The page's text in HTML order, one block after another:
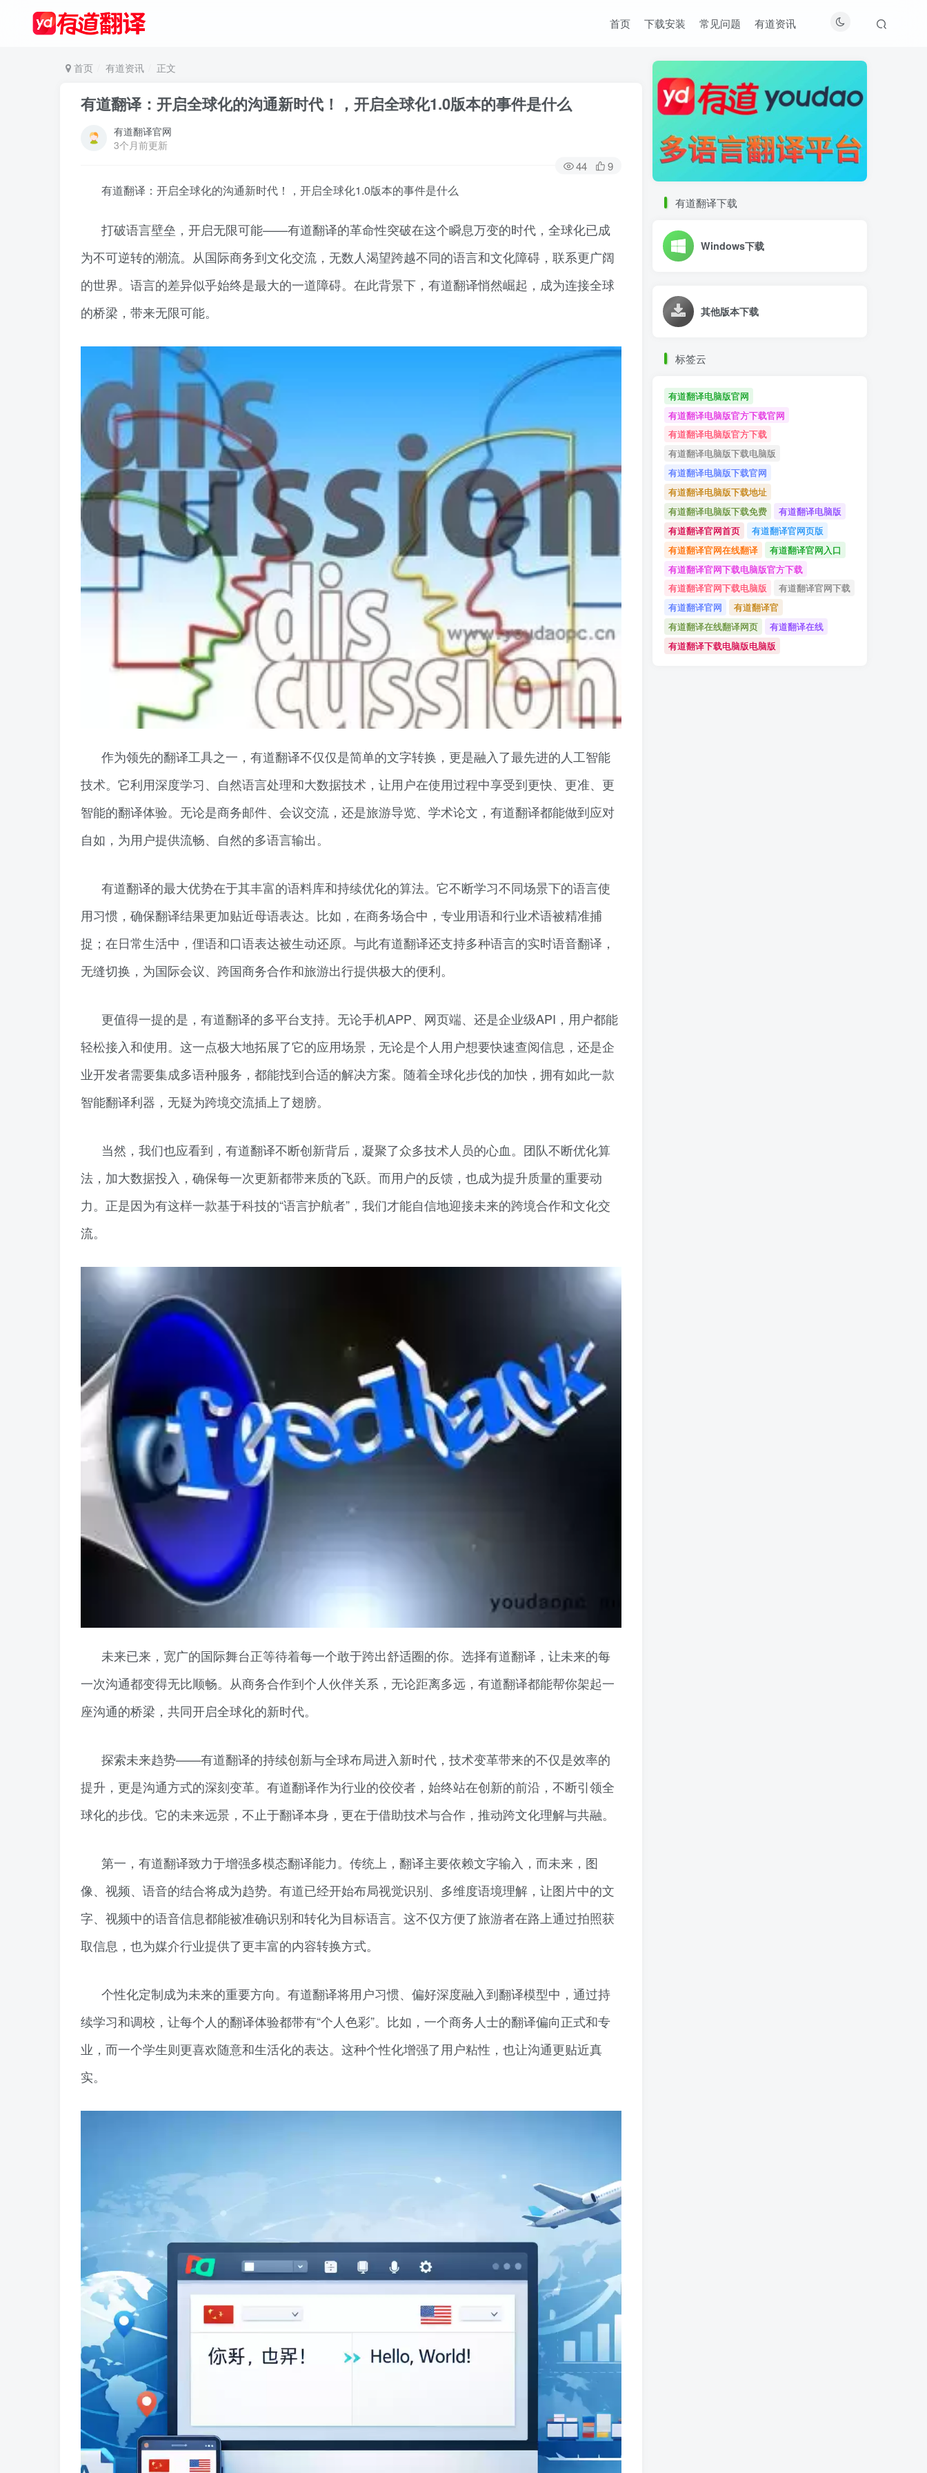
首页 下载安装 常见问题 有道资讯
首页 有道资讯 正文
有道翻译：开启全球化的沟通新时代！，开启全球化1.0版本的事件是什么
有道翻译官网
3个月前更新
44 9
有道翻译：开启全球化的沟通新时代！，开启全球化1.0版本的事件是什么
打破语言壁垒，开启无限可能——有道翻译的革命性突破在这个瞬息万变的时代，全球化已成
为不可逆转的潮流。从国际商务到文化交流，无数人渴望跨越不同的语言和文化障碍，联系更广阔
的世界。语言的差异似乎始终是最大的一道障碍。在此背景下，有道翻译悄然崛起，成为连接全球
的桥梁，带来无限可能。
作为领先的翻译工具之一，有道翻译不仅仅是简单的文字转换，更是融入了最先进的人工智能
技术。它利用深度学习、自然语言处理和大数据技术，让用户在使用过程中享受到更快、更准、更
智能的翻译体验。无论是商务邮件、会议交流，还是旅游导览、学术论文，有道翻译都能做到应对
自如，为用户提供流畅、自然的多语言输出。
有道翻译的最大优势在于其丰富的语料库和持续优化的算法。它不断学习不同场景下的语言使
用习惯，确保翻译结果更加贴近母语表达。比如，在商务场合中，专业用语和行业术语被精准捕
捉；在日常生活中，俚语和口语表达被生动还原。与此有道翻译还支持多种语言的实时语音翻译，
无缝切换，为国际会议、跨国商务合作和旅游出行提供极大的便利。
更值得一提的是，有道翻译的多平台支持。无论手机APP、网页端、还是企业级API，用户都能
轻松接入和使用。这一点极大地拓展了它的应用场景，无论是个人用户想要快速查阅信息，还是企
业开发者需要集成多语种服务，都能找到合适的解决方案。随着全球化步伐的加快，拥有如此一款
智能翻译利器，无疑为跨境交流插上了翅膀。
当然，我们也应看到，有道翻译不断创新背后，凝聚了众多技术人员的心血。团队不断优化算
法，加大数据投入，确保每一次更新都带来质的飞跃。而用户的反馈，也成为提升质量的重要动
力。正是因为有这样一款基于科技的“语言护航者”，我们才能自信地迎接未来的跨境合作和文化交
流。
未来已来，宽广的国际舞台正等待着每一个敢于跨出舒适圈的你。选择有道翻译，让未来的每
一次沟通都变得无比顺畅。从商务合作到个人伙伴关系，无论距离多远，有道翻译都能帮你架起一
座沟通的桥梁，共同开启全球化的新时代。
探索未来趋势——有道翻译的持续创新与全球布局进入新时代，技术变革带来的不仅是效率的
提升，更是沟通方式的深刻变革。有道翻译作为行业的佼佼者，始终站在创新的前沿，不断引领全
球化的步伐。它的未来远景，不止于翻译本身，更在于借助技术与合作，推动跨文化理解与共融。
第一，有道翻译致力于增强多模态翻译能力。传统上，翻译主要依赖文字输入，而未来，图
像、视频、语音的结合将成为趋势。有道已经开始布局视觉识别、多维度语境理解，让图片中的文
字、视频中的语音信息都能被准确识别和转化为目标语言。这不仅方便了旅游者在路上通过拍照获
取信息，也为媒介行业提供了更丰富的内容转换方式。
个性化定制成为未来的重要方向。有道翻译将用户习惯、偏好深度融入到翻译模型中，通过持
续学习和调校，让每个人的翻译体验都带有“个人色彩”。比如，一个商务人士的翻译偏向正式和专
业，而一个学生则更喜欢随意和生活化的表达。这种个性化增强了用户粘性，也让沟通更贴近真
实。
有道翻译下载
Windows下载
其他版本下载
标签云
有道翻译电脑版官网
有道翻译电脑版官方下载官网
有道翻译电脑版官方下载
有道翻译电脑版下载电脑版
有道翻译电脑版下载官网
有道翻译电脑版下载地址
有道翻译电脑版下载免费
有道翻译电脑版
有道翻译官网首页
有道翻译官网页版
有道翻译官网在线翻译
有道翻译官网入口
有道翻译官网下载电脑版官方下载
有道翻译官网下载电脑版
有道翻译官网下载
有道翻译官网
有道翻译官
有道翻译在线翻译网页
有道翻译在线
有道翻译下载电脑版电脑版